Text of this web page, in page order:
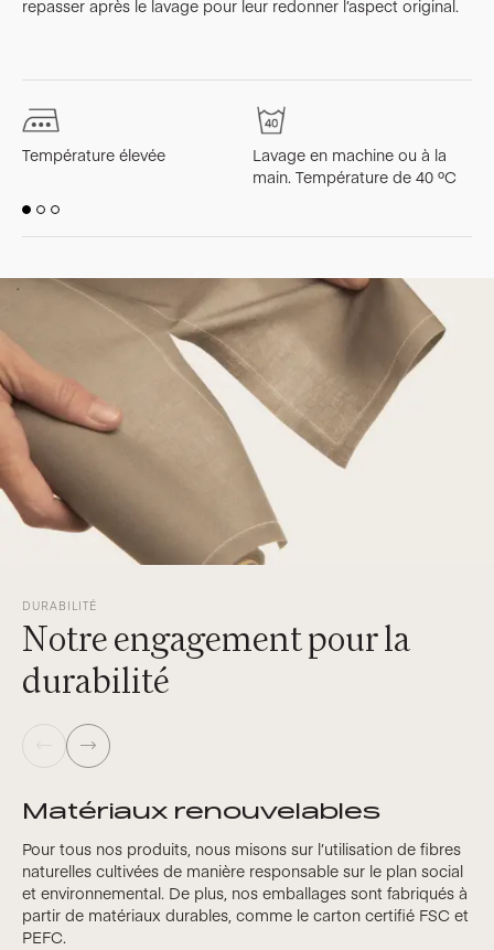
repasser après le lavage pour leur redonner l’aspect original.
Température élevée
Lavage en machine ou à la
main. Température de 40 ºC
DURABILITÉ
Notre engagement pour la
durabilité
Matériaux renouvelables
Pour tous nos produits, nous misons sur l’utilisation de fibres
naturelles cultivées de manière responsable sur le plan social
et environnemental. De plus, nos emballages sont fabriqués à
partir de matériaux durables, comme le carton certifié FSC et
PEFC.